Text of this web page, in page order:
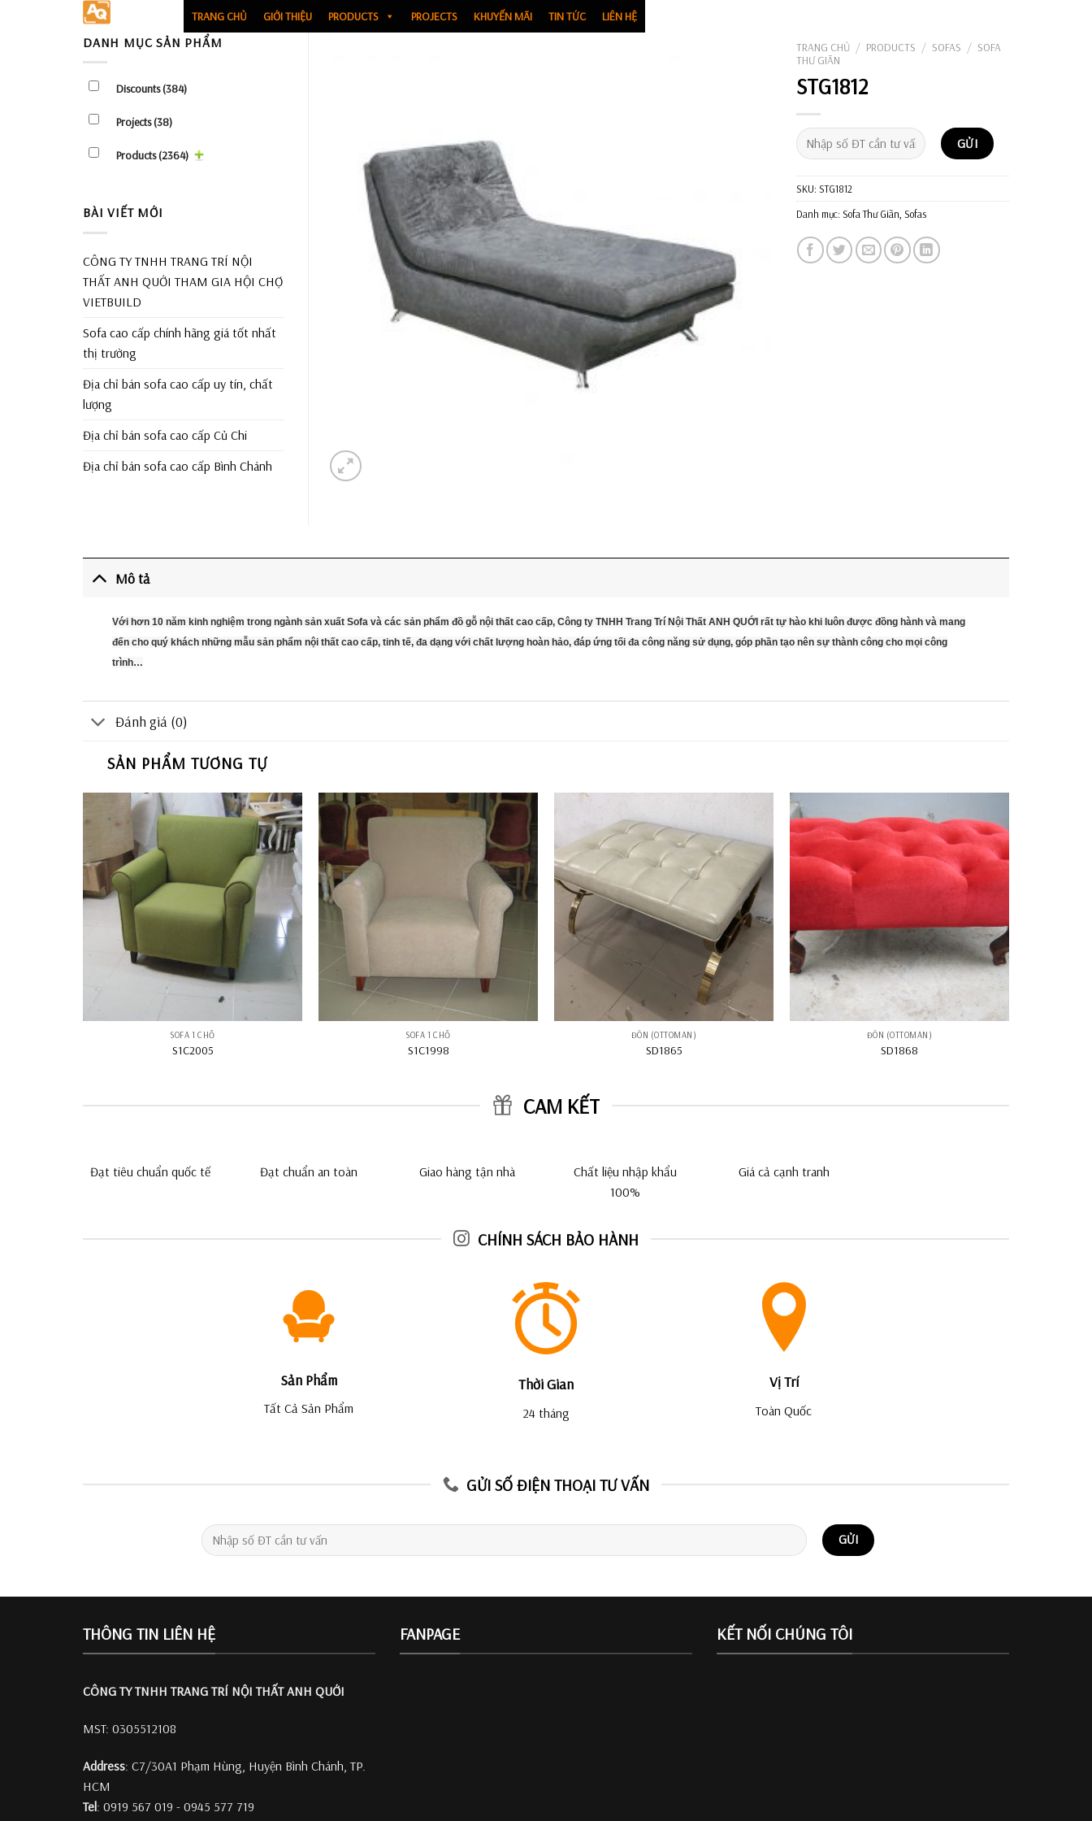
TRANG CHỦ GIỚI THIỆU PRODUCTS PROJECTS KHUYẾN MÃI TIN TỨC LIÊN HỆ
TRANG CHỦ / PRODUCTS / SOFAS / SOFA
THƯ GIÃN
STG1812
SKU: STG1812
Danh mục: Sofa Thư Giãn, Sofas
DANH MỤC SẢN PHẨM
Discounts(384)
Projects(38)
Products(2364)
BÀI VIẾT MỚI
CÔNG TY TNHH TRANG TRÍ NỘI
THẤT ANH QUỚI THAM GIA HỘI CHỢ
VIETBUILD
Sofa cao cấp chính hãng giá tốt nhất
thị trường
Địa chỉ bán sofa cao cấp uy tín, chất
lượng
Địa chỉ bán sofa cao cấp Củ Chi
Địa chỉ bán sofa cao cấp Bình Chánh
Mô tả
Với hơn 10 năm kinh nghiệm trong ngành sản xuất Sofa và các sản phẩm đồ gỗ nội thất cao cấp, Công ty TNHH Trang Trí Nội Thất ANH QUỚI rất tự hào khi luôn được đồng hành và mang
đến cho quý khách những mẫu sản phẩm nội thất cao cấp, tinh tế, đa dạng với chất lượng hoàn hảo, đáp ứng tối đa công năng sử dụng, góp phần tạo nên sự thành công cho mọi công
trình…
Đánh giá (0)
SẢN PHẨM TƯƠNG TỰ
SOFA 1 CHỖ
S1C2005
SOFA 1 CHỖ
S1C1998
ĐÔN (OTTOMAN)
SD1865
ĐÔN (OTTOMAN)
SD1868
CAM KẾT
Đạt tiêu chuẩn quốc tế Đạt chuẩn an toàn Giao hàng tận nhà
Chất liệu nhập khẩu
100%
Giá cả cạnh tranh
CHÍNH SÁCH BẢO HÀNH
Sản Phẩm
Tất Cả Sản Phẩm
Thời Gian
24 tháng
Vị Trí
Toàn Quốc
GỬI SỐ ĐIỆN THOẠI TƯ VẤN
THÔNG TIN LIÊN HỆ
CÔNG TY TNHH TRANG TRÍ NỘI THẤT ANH QUỚI
MST: 0305512108
Address: C7/30A1 Phạm Hùng, Huyện Bình Chánh, TP.
HCM
Tel: 0919 567 019 - 0945 577 719
FANPAGE KẾT NỐI CHÚNG TÔI